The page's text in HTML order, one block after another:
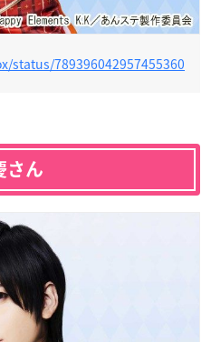
status/789396042957455360
さん